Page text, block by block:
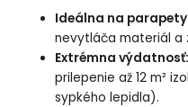
Ideálna na
nevytláča materiál a
Extrémna výdatnosť:
prilepenie až 12 m²
sypkého lepidla).